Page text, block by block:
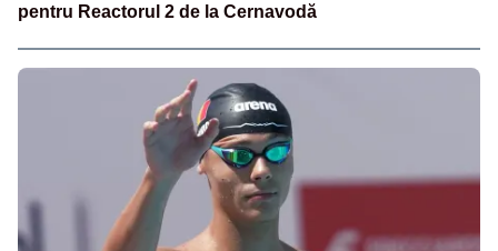
pentru Reactorul 2 de la Cernavodă